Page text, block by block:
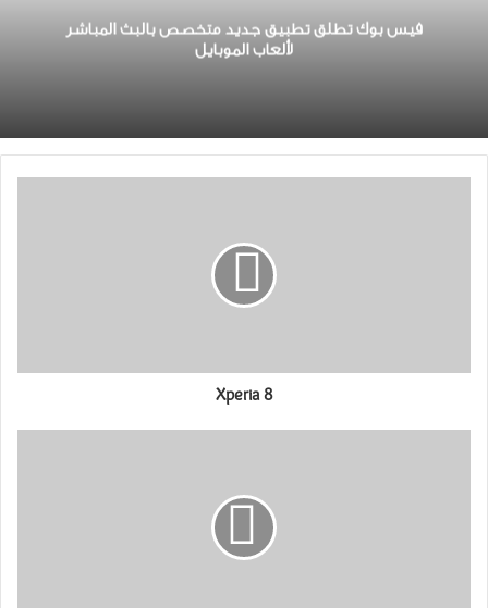
ﻓﻴﺲ ﺑﻮﻙ تطلق ﺗﻄﺒﻴﻖ جديد متخصص ﺑﺎﻟﺒﺚ ﺍﻟﻤﺒﺎﺷﺮ
ﻷﻟﻌﺎﺏ ﺍﻟﻤﻮﺑﺎﻳﻞ
Xperia 8